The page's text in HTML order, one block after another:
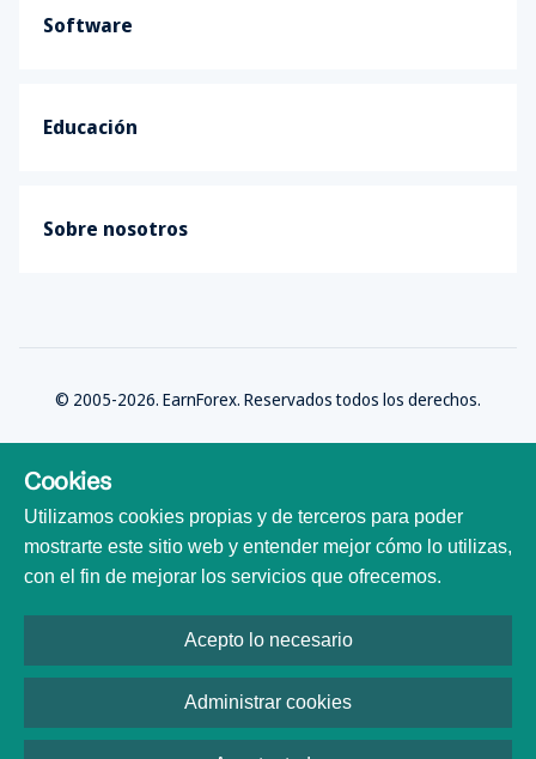
Software
Educación
Sobre nosotros
© 2005-2026. EarnForex. Reservados todos los derechos.
Todas las marcas comerciales, logotipos y nombres de marca son
propiedad de sus respectivos dueños. Todos los nombres de empresas,
productos y servicios utilizados en este sitio web son solo para fines de
identificación. El uso de estos nombres, marcas comerciales y nombres de
marca no implica afiliación ni respaldo.
Desarrollado por
Cookies
Utilizamos cookies propias y de terceros para poder
mostrarte este sitio web y entender mejor cómo lo utilizas,
con el fin de mejorar los servicios que ofrecemos.
Acepto lo necesario
Administrar cookies